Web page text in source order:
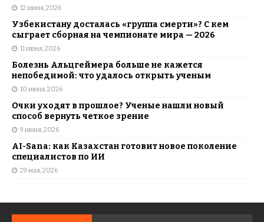
12 июня, 2026
Узбекистану досталась «группа смерти»? С кем
сыграет сборная на чемпионате мира — 2026
11 июня, 2026
Болезнь Альцгеймера больше не кажется
непобедимой: что удалось открыть ученым
10 июня, 2026
Очки уходят в прошлое? Ученые нашли новый
способ вернуть четкое зрение
9 июня, 2026
AI-Sana: как Казахстан готовит новое поколение
специалистов по ИИ
29 мая, 2026